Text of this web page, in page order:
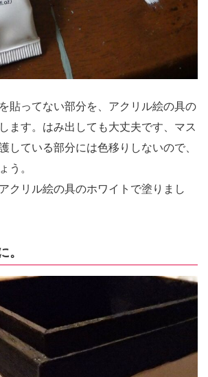
貼ってない部分を、アクリル絵の具の
ます。はみ出しても大丈夫です、マス
している部分には色移りしないので、
う。
クリル絵の具のホワイトで塗りまし
。